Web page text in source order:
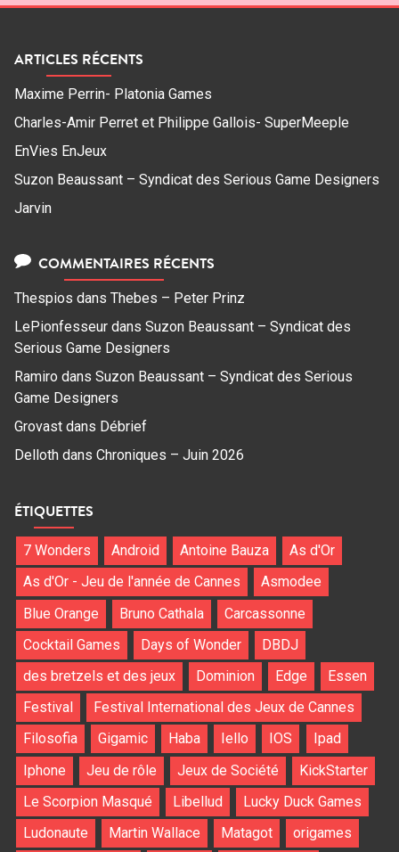
ARTICLES RÉCENTS
Maxime Perrin- Platonia Games
Charles-Amir Perret et Philippe Gallois- SuperMeeple
EnVies EnJeux
Suzon Beaussant – Syndicat des Serious Game Designers
Jarvin
COMMENTAIRES RÉCENTS
Thespios dans Thebes – Peter Prinz
LePionfesseur dans Suzon Beaussant – Syndicat des
Serious Game Designers
Ramiro dans Suzon Beaussant – Syndicat des Serious
Game Designers
Grovast dans Débrief
Delloth dans Chroniques – Juin 2026
ÉTIQUETTES
7 Wonders Android Antoine Bauza
As d'Or
As d'Or - Jeu de l'année de Cannes
Asmodee
Blue Orange
Bruno Cathala
Carcassonne
Cocktail Games
Days of Wonder
DBDJ
des bretzels et des jeux
Dominion Edge
Essen
Festival
Festival International des Jeux de Cannes
Filosofia
Gigamic Haba Iello IOS
Ipad
Iphone
Jeu de rôle Jeux de Société
KickStarter
Le Scorpion Masqué
Libellud
Lucky Duck Games
Ludonaute
Martin Wallace Matagot origames